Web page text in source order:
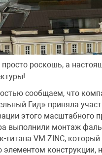
просто роскошь, а
сообщаем, что
Гид» приняла
этого масштабного
выполнили монтаж
титана VM ZINC, который
элементом конструкции,